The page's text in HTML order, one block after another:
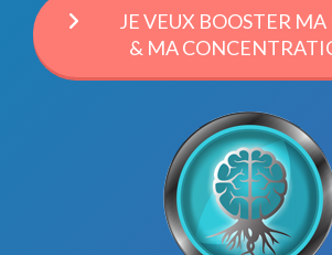
JE VEUX BOOSTER
& MA